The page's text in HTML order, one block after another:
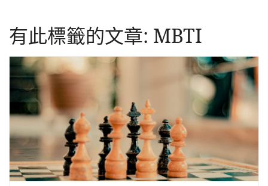
有此標籤的文章: MBTI